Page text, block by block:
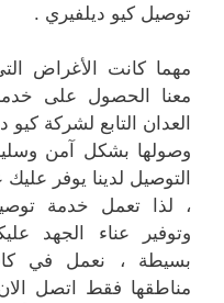
توصيل كيو ديلفيري .
مهما كانت الأغراض
معنا الحصول على
العدان التابع لشركة
وصولها بشكل آمن
التوصيل لدينا يوفر عليك
، لذا تعمل خدمة
وتوفير عناء الجهد
بسيطة ، نعمل في
مناطقها فقط اتصل